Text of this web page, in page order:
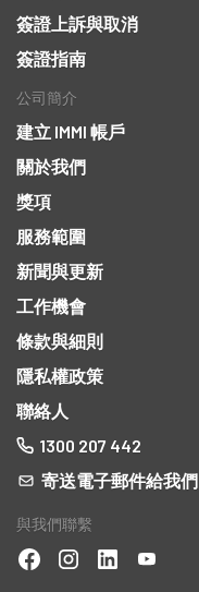
簽證上訴與取消
簽證指南
公司簡介
建立 IMMI 帳戶
關於我們
獎項
服務範圍
新聞與更新
工作機會
條款與細則
隱私權政策
聯絡人
1300 207 442
寄送電子郵件給我們
與我們聯繫